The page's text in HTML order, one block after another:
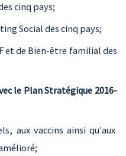
cinq pays;
Social des cinq pays;
et de Bien-être familial des
le Plan Stratégique 2016-
aux vaccins ainsi qu'aux